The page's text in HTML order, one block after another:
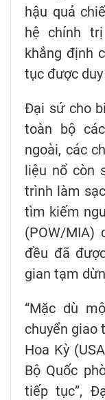
hậu quả
hệ chính
khẳng định
tục được
Đại sứ cho
toàn bộ
ngoài, các
liệu nổ còn
trình làm
tìm kiếm
(POW/MIA)
đều đã
gian tạm
“Mặc dù
chuyển giao
Hoa Kỳ
Bộ Quốc
tiếp tục”,